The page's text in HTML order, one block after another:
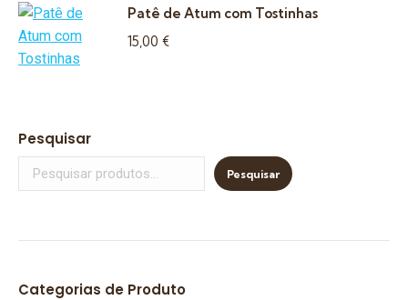
Patê de Atum com Tostinhas
15,00 €
Pesquisar
Pesquisar
Categorias de Produto